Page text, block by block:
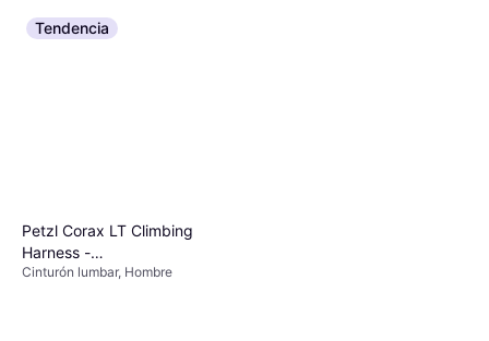
Tendencia
Petzl Corax LT Climbing
Harness -
Blue/Orange/Multicolour
Cinturón lumbar, Hombre